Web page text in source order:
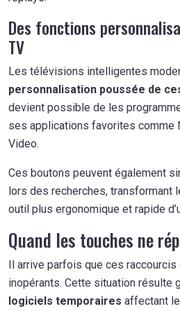
Des fonctions
TV
Les télévisions intelligentes
personnalisation poussée de
devient possible de les
ses applications favorites comme
Video.
Ces boutons peuvent également
lors des recherches, transformant
outil plus ergonomique et rapide
Quand les touches ne
Il arrive parfois que ces
inopérants. Cette situation résulte
logiciels temporaires affectant